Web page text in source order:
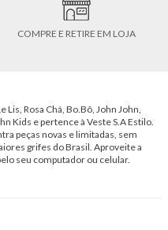
COMPRE E RETIRE EM LOJA
Rosa Chá, Bo.Bô, John John,
Kids e pertence à Veste S.A Estilo.
peças novas e limitadas, sem
grifes do Brasil. Aproveite a
seu computador ou celular.